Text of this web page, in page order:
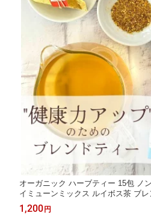
オーガニック ハーブティー 15包 ノ
イミューンミックス ルイボス茶 ブ
ト 冷え性 免疫 温活 代謝アップ ブレ
ク 送料無料 サマハン
1,200円